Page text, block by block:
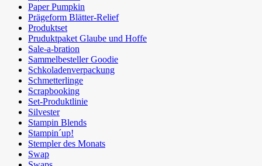
Paper Pumpkin
Prägeform Blätter-Relief
Produktset
Pruduktpaket Glaube und Hoffe
Sale-a-bration
Sammelbesteller Goodie
Schkoladenverpackung
Schmetterlinge
Scrapbooking
Set-Produktlinie
Silvester
Stampin Blends
Stampin´up!
Stempler des Monats
Swap